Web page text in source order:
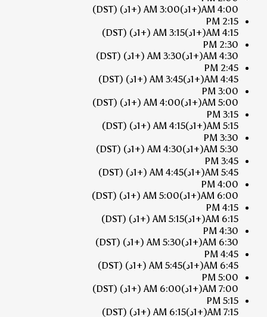
4:00 AM
(+1د) 3:00 AM (+1د)
(DST)
2:15 PM
4:15 AM
(+1د) 3:15 AM (+1د)
(DST)
2:30 PM
4:30 AM
(+1د) 3:30 AM (+1د)
(DST)
2:45 PM
4:45 AM
(+1د) 3:45 AM (+1د)
(DST)
3:00 PM
5:00 AM
(+1د) 4:00 AM (+1د)
(DST)
3:15 PM
5:15 AM
(+1د) 4:15 AM (+1د)
(DST)
3:30 PM
5:30 AM
(+1د) 4:30 AM (+1د)
(DST)
3:45 PM
5:45 AM
(+1د) 4:45 AM (+1د)
(DST)
4:00 PM
6:00 AM
(+1د) 5:00 AM (+1د)
(DST)
4:15 PM
6:15 AM
(+1د) 5:15 AM (+1د)
(DST)
4:30 PM
6:30 AM
(+1د) 5:30 AM (+1د)
(DST)
4:45 PM
6:45 AM
(+1د) 5:45 AM (+1د)
(DST)
5:00 PM
7:00 AM
(+1د) 6:00 AM (+1د)
(DST)
5:15 PM
7:15 AM
(+1د) 6:15 AM (+1د)
(DST)